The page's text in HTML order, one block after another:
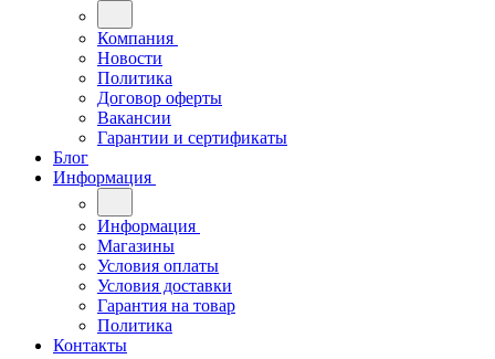
Компания
Новости
Политика
Договор оферты
Вакансии
Гарантии и сертификаты
Блог
Информация
Информация
Магазины
Условия оплаты
Условия доставки
Гарантия на товар
Политика
Контакты